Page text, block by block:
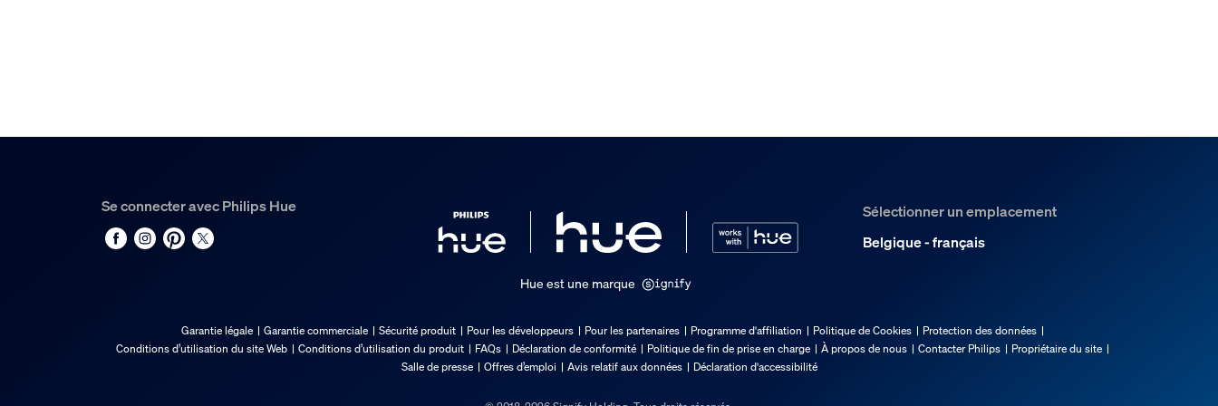
Gradable avec l'application et la télécommande Hue
Oui
Caractéristiques lumineuses
Temp. de couleur
Se connecter avec Philips Hue
Sélectionner un emplacement
Belgique - français
Hue est une marque
Garantie légale Garantie commerciale Sécurité produit Pour les développeurs Pour les partenaires Programme d'affiliation Politique de Cookies
Protection des données
Conditions d’utilisation du site Web
Conditions d’utilisation du produit FAQs Déclaration de conformité Politique de fin de prise en charge À propos de nous Contacter Philips
Propriétaire du site
Salle de presse
Offres d’emploi Avis relatif aux données Déclaration d'accessibilité